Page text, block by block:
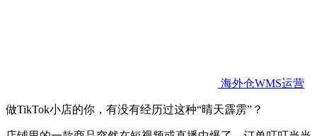
海外仓WMS运营
做TikTok小店的你，有没有经历过这种“晴天霹雳”？